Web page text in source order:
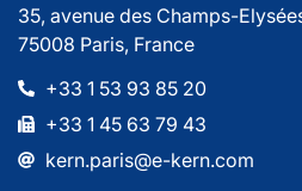
35, avenue des Champs-
75008 Paris, France
+33 1 53 93 85 20
+33 1 45 63 79 43
kern.paris@e-kern.com